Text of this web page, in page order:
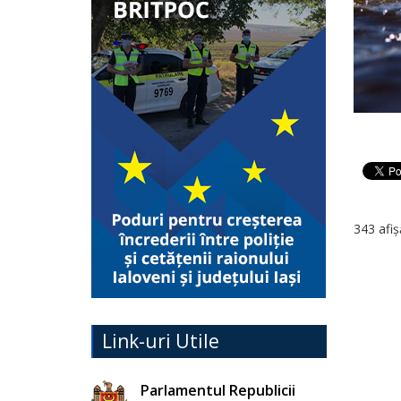
Link-uri Utile
Parlamentul Republicii
343